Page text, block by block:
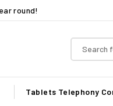
round!
Tablets Telephony